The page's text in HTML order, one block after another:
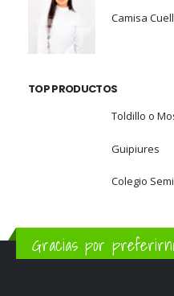
Camisa
TOP PRODUCTOS
Toldillo o
Guipiures
Colegio
Gracias por